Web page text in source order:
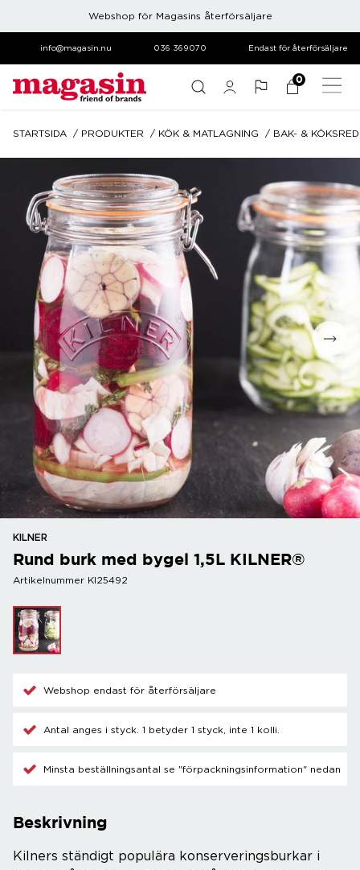
Webshop för Magasins återförsäljare
info@magasin.nu 036 369070 Endast för återförsäljare
0
STARTSIDA PRODUKTER KÖK & MATLAGNING BAK- &
KILNER
Rund burk med bygel 1,5L KILNER®
Artikelnummer KI25492
Webshop endast för återförsäljare
Antal anges i styck. 1 betyder 1 styck, inte 1 kolli.
Minsta beställningsantal se "förpackningsinformation" nedan
Beskrivning
Kilners ständigt populära konserveringsburkar i